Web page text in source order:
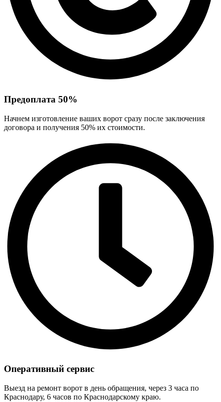
Предоплата 50%
Начнем изготовление ваших ворот сразу после заключения
договора и получения 50% их стоимости.
Оперативный сервис
Выезд на ремонт ворот в день обращения, через 3 часа по
Краснодару, 6 часов по Краснодарскому краю.